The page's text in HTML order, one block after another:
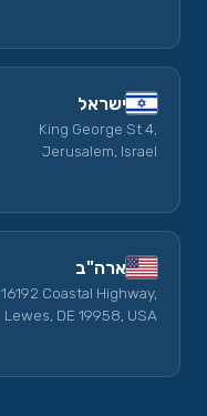
ישראל
King George St 4,
Jerusalem, Israel
ארה"ב
16192 Coastal Highway,
Lewes, DE 19958, USA